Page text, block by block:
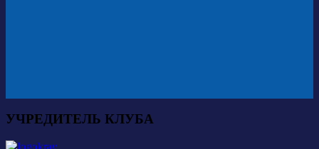
УЧРЕДИТЕЛЬ КЛУБА